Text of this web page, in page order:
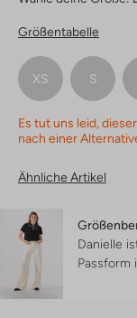
Größentabelle
XS S
Es tut uns leid,
nach einer
Ähnliche Artikel
Danielle
Passform